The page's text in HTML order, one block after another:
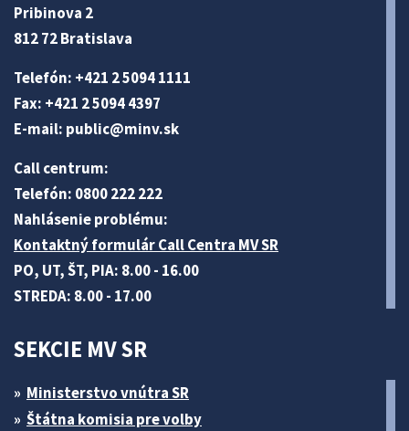
Pribinova 2
812 72 Bratislava
Telefón: +421 2 5094 1111
Fax: +421 2 5094 4397
E-mail: public@minv.sk
Call centrum:
Telefón: 0800 222 222
Nahlásenie problému:
Kontaktný formulár Call Centra MV SR
PO, UT, ŠT, PIA: 8.00 - 16.00
STREDA: 8.00 - 17.00
SEKCIE MV SR
Ministerstvo vnútra SR
Štátna komisia pre volby